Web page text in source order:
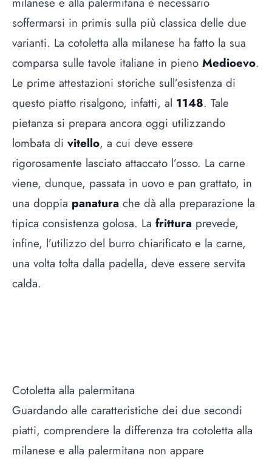
soffermarsi in primis sulla più classica delle due
varianti. La cotoletta alla milanese ha fatto la sua
comparsa sulle tavole italiane in pieno Medioevo.
Le prime attestazioni storiche sull’esistenza di
questo piatto risalgono, infatti, al 1148. Tale
pietanza si prepara ancora oggi utilizzando
lombata di vitello, a cui deve essere
rigorosamente lasciato attaccato l’osso. La carne
viene, dunque, passata in uovo e pan grattato, in
una doppia panatura che dà alla preparazione la
tipica consistenza golosa. La frittura prevede,
infine, l’utilizzo del burro chiarificato e la carne,
una volta tolta dalla padella, deve essere servita
calda.
Cotoletta alla palermitana
Guardando alle caratteristiche dei due secondi
piatti, comprendere la differenza tra cotoletta alla
milanese e alla palermitana non appare